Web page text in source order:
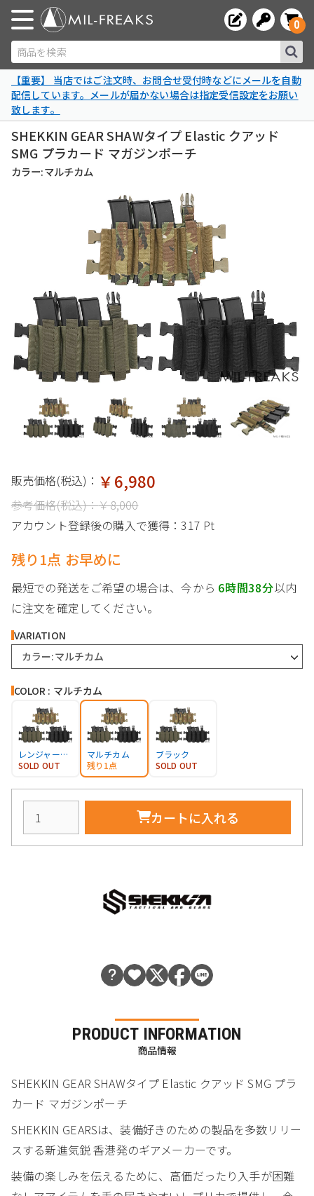
商品を検索
0
【重要】 当店ではご注文時、お問合せ受付時などにメールを自動
配信しています。メールが届かない場合は指定受信設定をお願い
致します。
SHEKKIN GEAR SHAWタイプ Elastic クアッド
SMG プラカード マガジンポーチ
カラー:マルチカム
販売価格(税込)： ￥6,980
参考価格(税込)：￥8,000
アカウント登録後の購入で獲得：317 Pt
残り1点 お早めに
最短での発送をご希望の場合は、今から 6時間38分以内
に注文を確定してください。
VARIATION
カラー:マルチカム
COLOR : マルチカム
レンジャーグリーン
SOLD OUT
マルチカム
残り1点
ブラック
SOLD OUT
カートに入れる
PRODUCT INFORMATION
商品情報
SHEKKIN GEAR SHAWタイプ Elastic クアッド SMG プラ
カード マガジンポーチ
SHEKKIN GEARSは、装備好きのための製品を多数リリー
スする新進気鋭 香港発のギアメーカーです。
装備の楽しみを伝えるために、高価だったり入手が困難